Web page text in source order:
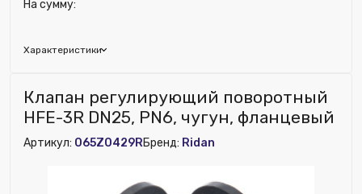
Характеристики
На сумму:
Глубина (мм):
Возможность установки сервопривода:
Наличие обратного клапана:
Нет
Ширина (мм):310
Возможность установки термодатчика:
Клапан регулирующий поворотный
HFE-3R DN25, PN6, чугун, фланцевый
Артикул: 065Z0429RБренд: Ridan